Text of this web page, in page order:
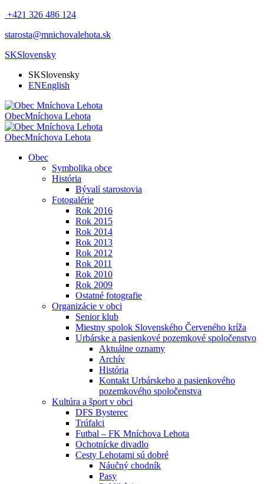
+421 326 486 124
starosta@mnichovalehota.sk
SKSlovensky
SKSlovensky
ENEnglish
ObecMníchova Lehota
ObecMníchova Lehota
Obec
Symbolika obce
História
Bývalí starostovia
Fotogalérie
Rok 2016
Rok 2015
Rok 2014
Rok 2013
Rok 2012
Rok 2011
Rok 2010
Rok 2009
Ostatné fotografie
Organizácie v obci
Senior klub
Miestny spolok Slovenského Červeného kríža
Urbárske a pasienkové pozemkové spoločenstvo
Aktuálne oznamy
Archív
História
Kontakt Urbárskeho a pasienkového
pozemkového spoločenstva
Kultúra a šport v obci
DFS Bysterec
Trúfalci
Futbal – FK Mníchova Lehota
Ochotnícke divadlo
Cesty Lehotami sú dobré
Náučný chodník
Pasy